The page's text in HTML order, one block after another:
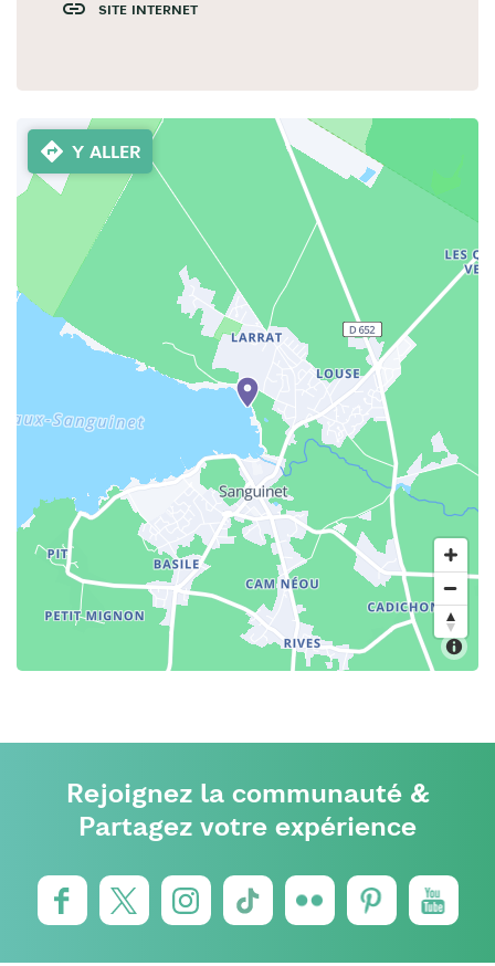
SITE INTERNET
Y ALLER
Rejoignez la communauté &
Partagez votre expérience